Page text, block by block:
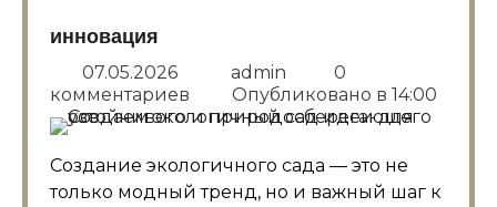
инновация
07.05.2026 admin
0
комментариев
Опубликовано в 14:00
Создание экологичного сада — это не
только модный тренд, но и важный шаг к